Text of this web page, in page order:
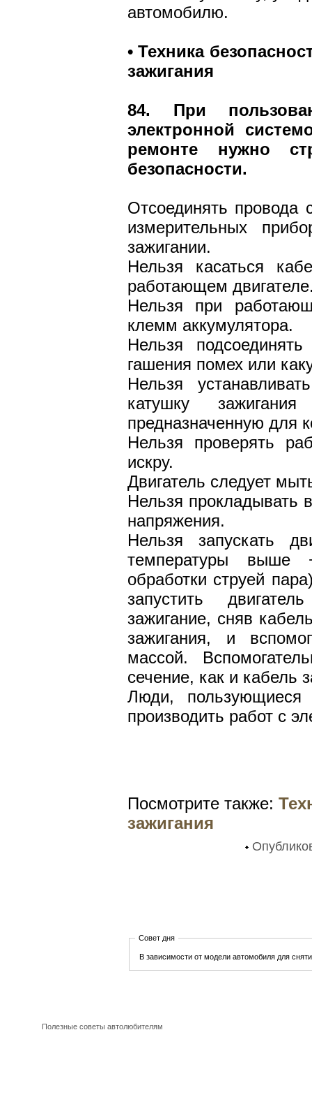
автомобилю.
• Техника
зажигания
84. При
электронной
ремонте нужно
безопасности.
Отсоединять провода
измерительных
зажигании.
Нельзя касаться
работающем
Нельзя при
клемм аккумулятора.
Нельзя
гашения помех или
Нельзя
катушку
предназначенную для
Нельзя проверять
искру.
Двигатель следует
Нельзя прокладывать
напряжения.
Нельзя запускать
температуры выше
обработки струей
запустить
зажигание, сняв
зажигания, и
массой.
сечение, как и кабель
Люди,
производить работ с
Посмотрите также:
зажигания
Совет дня
В зависимости от модели автомобиля для
Полезные советы автолюбителям